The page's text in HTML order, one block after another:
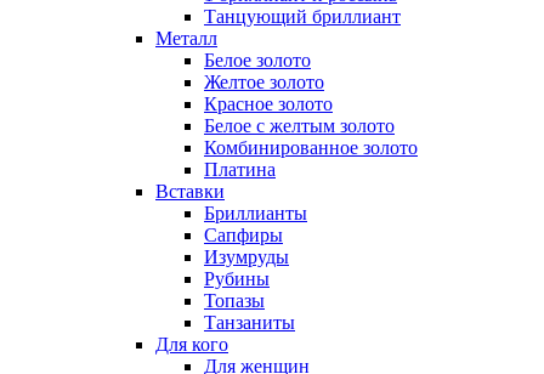
Танцующий бриллиант
Металл
Белое золото
Желтое золото
Красное золото
Белое с желтым золото
Комбинированное золото
Платина
Вставки
Бриллианты
Сапфиры
Изумруды
Рубины
Топазы
Танзаниты
Для кого
Для женщин